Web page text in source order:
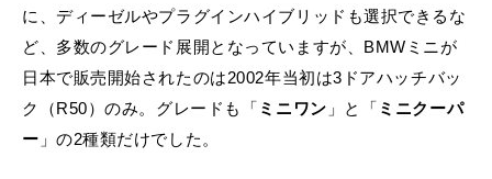
に、ディーゼルやプラグインハイブリッドも選択できるな
ど、多数のグレード展開となっていますが、BMWミニが
日本で販売開始されたのは2002年当初は3ドアハッチバッ
ク（R50）のみ。グレードも「 ミニワン 」と「 ミニクーパ
ー 」の2種類だけでした。